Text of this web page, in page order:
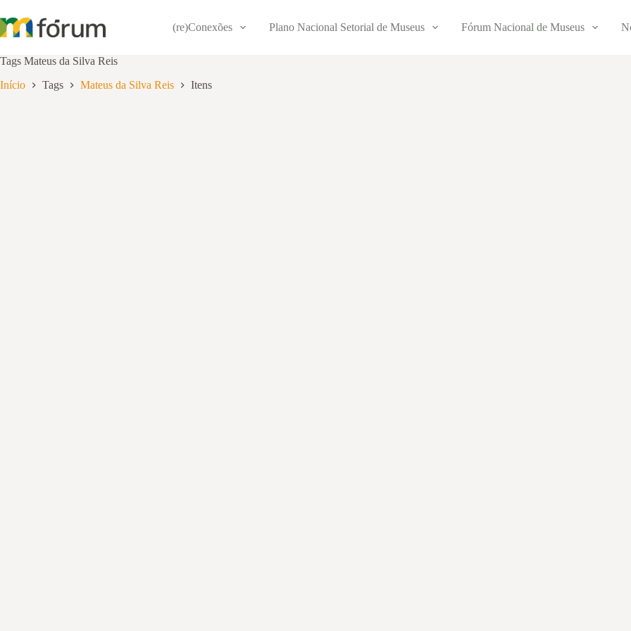
para
o
(re)Conexões Plano Nacional Setorial de Museus Fórum Nacional de Museus
Tags Mateus da Silva Reis
Início Tags Mateus da Silva Reis Itens